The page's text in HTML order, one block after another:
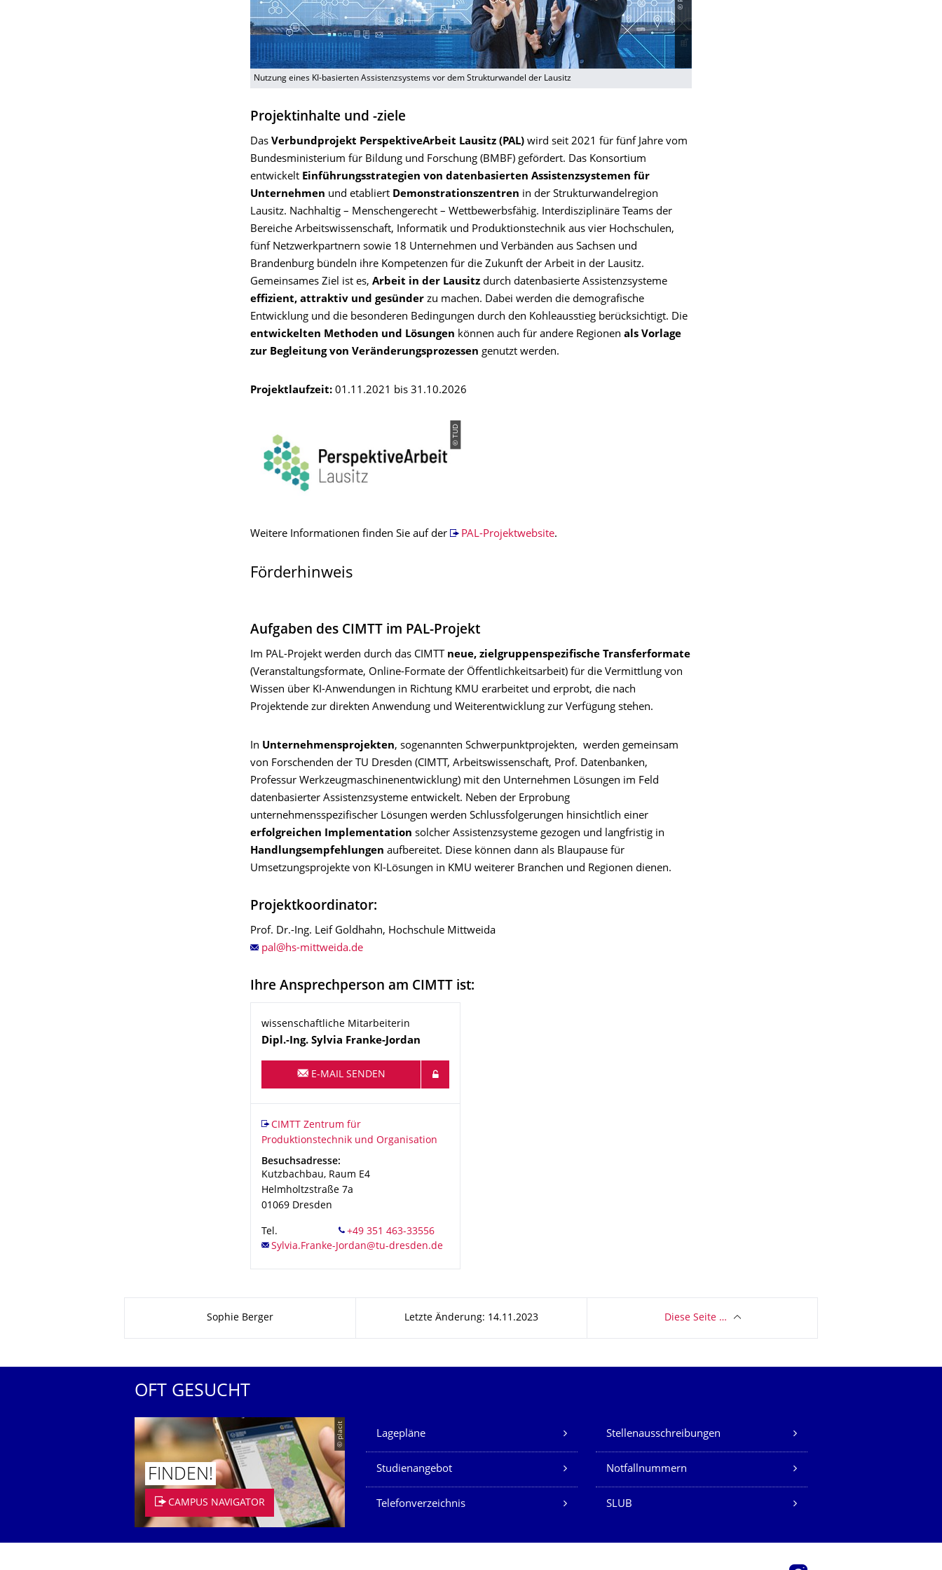
Nutzung eines KI-basierten Assistenzsystems vor dem Strukturwandel der Lausitz
Projektinhalte und -ziele
Das Verbundprojekt PerspektiveArbeit Lausitz (PAL) wird seit 2021 für fünf Jahre vom
Bundesministerium für Bildung und Forschung (BMBF) gefördert. Das Konsortium
entwickelt Einführungsstrategien von datenbasierten Assistenzsystemen für
Unternehmen und etabliert Demonstrationszentren in der Strukturwandelregion
Lausitz. Nachhaltig – Menschengerecht – Wettbewerbsfähig. Interdisziplinäre Teams der
Bereiche Arbeitswissenschaft, Informatik und Produktionstechnik aus vier Hochschulen,
fünf Netzwerkpartnern sowie 18 Unternehmen und Verbänden aus Sachsen und
Brandenburg bündeln ihre Kompetenzen für die Zukunft der Arbeit in der Lausitz.
Gemeinsames Ziel ist es, Arbeit in der Lausitz durch datenbasierte Assistenzsysteme
effizient, attraktiv und gesünder zu machen. Dabei werden die demografische
Entwicklung und die besonderen Bedingungen durch den Kohleausstieg berücksichtigt. Die
entwickelten Methoden und Lösungen können auch für andere Regionen als Vorlage
zur Begleitung von Veränderungsprozessen genutzt werden.
Projektlaufzeit: 01.11.2021 bis 31.10.2026
© TUD
Weitere Informationen finden Sie auf der PAL-Projektwebsite.
Förderhinweis
Aufgaben des CIMTT im PAL-Projekt
Im PAL-Projekt werden durch das CIMTT neue, zielgruppenspezifische Transferformate
(Veranstaltungsformate, Online-Formate der Öffentlichkeitsarbeit) für die Vermittlung von
Wissen über KI-Anwendungen in Richtung KMU erarbeitet und erprobt, die nach
Projektende zur direkten Anwendung und Weiterentwicklung zur Verfügung stehen.
In Unternehmensprojekten, sogenannten Schwerpunktprojekten, werden gemeinsam
von Forschenden der TU Dresden (CIMTT, Arbeitswissenschaft, Prof. Datenbanken,
Professur Werkzeugmaschinenentwicklung) mit den Unternehmen Lösungen im Feld
datenbasierter Assistenzsysteme entwickelt. Neben der Erprobung
unternehmensspezifischer Lösungen werden Schlussfolgerungen hinsichtlich einer
erfolgreichen Implementation solcher Assistenzsysteme gezogen und langfristig in
Handlungsempfehlungen aufbereitet. Diese können dann als Blaupause für
Umsetzungsprojekte von KI-Lösungen in KMU weiterer Branchen und Regionen dienen.
Projektkoordinator:
Prof. Dr.-Ing. Leif Goldhahn, Hochschule Mittweida
Ihre Ansprechperson am CIMTT ist:
wissenschaftliche Mitarbeiterin
Name
Dipl.-Ing. Sylvia Franke-Jordan
E-MAIL SENDEN
Organisationsname
CIMTT Zentrum für Produktionstechnik und Organisation
CIMTT Zentrum für
Produktionstechnik und Organisation
Adresse
Besuchsadresse:
Kutzbachbau, Raum E4
Helmholtzstraße 7a
01069 Dresden
Tel.
Sophie Berger Letzte Änderung: 14.11.2023 Diese Seite …
OFT GESUCHT
© placit
FINDEN!
CAMPUS NAVIGATOR
Unsere Dienste
Lagepläne Stellenausschreibungen
Studienangebot Notfallnummern
Telefonverzeichnis SLUB